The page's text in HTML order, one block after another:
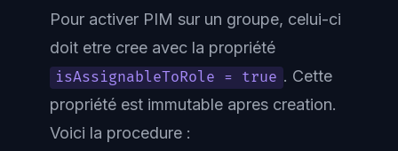
Pour activer PIM sur un groupe, celui-ci
doit etre cree avec la propriété
isAssignableToRole = true . Cette
propriété est immutable apres creation.
Voici la procedure :